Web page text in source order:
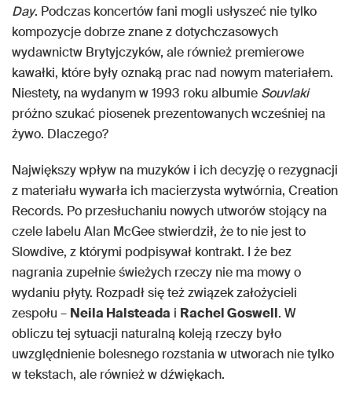
Day. Podczas koncertów fani mogli usłyszeć nie tylko
kompozycje dobrze znane z dotychczasowych
wydawnictw Brytyjczyków, ale również premierowe
kawałki, które były oznaką prac nad nowym materiałem.
Niestety, na wydanym w 1993 roku albumie Souvlaki
próżno szukać piosenek prezentowanych wcześniej na
żywo. Dlaczego?
Największy wpływ na muzyków i ich decyzję o rezygnacji
z materiału wywarła ich macierzysta wytwórnia, Creation
Records. Po przesłuchaniu nowych utworów stojący na
czele labelu Alan McGee stwierdził, że to nie jest to
Slowdive, z którymi podpisywał kontrakt. I że bez
nagrania zupełnie świeżych rzeczy nie ma mowy o
wydaniu płyty. Rozpadł się też związek założycieli
zespołu – Neila Halsteada i Rachel Goswell. W
obliczu tej sytuacji naturalną koleją rzeczy było
uwzględnienie bolesnego rozstania w utworach nie tylko
w tekstach, ale również w dźwiękach.